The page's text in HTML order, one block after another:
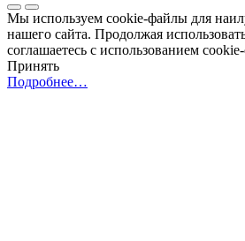
Мы используем cookie-файлы для
нашего сайта. Продолжая
соглашаетесь с использованием
Принять
Подробнее…